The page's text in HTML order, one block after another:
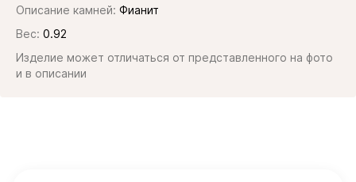
Описание камней: Фианит
Вес: 0.92
Изделие может отличаться от представленного на фото
и в описании